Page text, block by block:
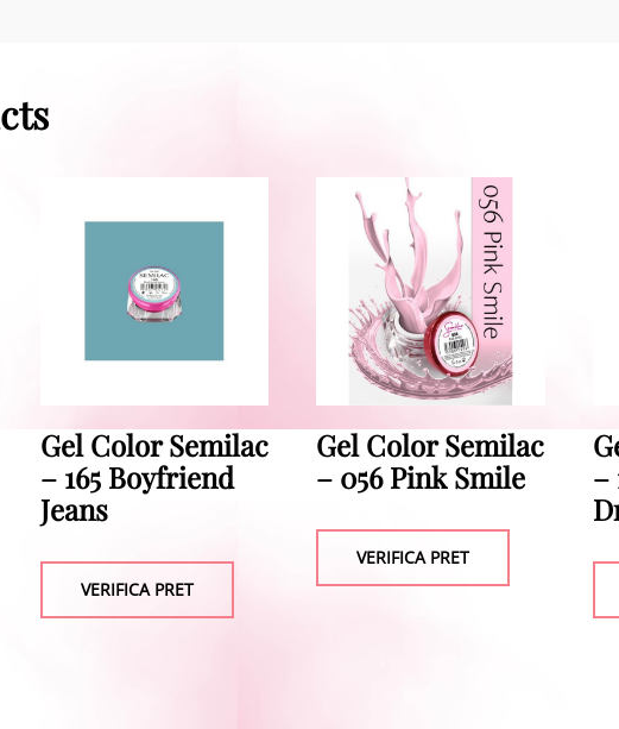
Gel Color Semilac
– 165 Boyfriend
Jeans
VERIFICA PRET
Gel Color Semilac
– 056 Pink Smile
VERIFICA PRET
–